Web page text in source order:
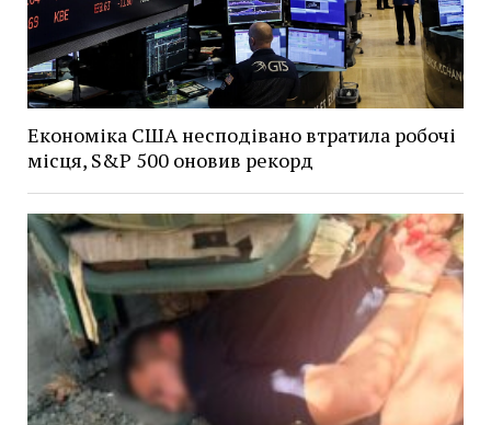
Економіка США несподівано втратила робочі
місця, S&P 500 оновив рекорд